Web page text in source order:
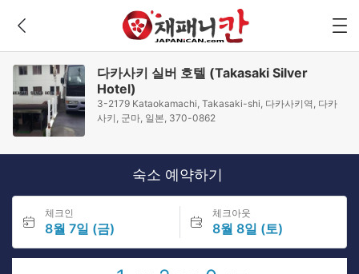
다카사키 실버 호텔 (Takasaki Silver
Hotel)
3-2179 Kataokamachi, Takasaki-shi, 다카사키역, 다카
사키, 군마, 일본, 370-0862
숙소 예약하기
체크인
8월 7일 (금)
체크아웃
8월 8일 (토)